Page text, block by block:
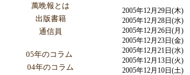
萬晩報とは
出版書籍
通信員
05年のコラム
04年のコラム
2005年12月29日(木)
2005年12月28日(水)
2005年12月26日(月)
2005年12月23日(金)
2005年12月21日(水)
2005年12月13日(火)
2005年12月10日(土)